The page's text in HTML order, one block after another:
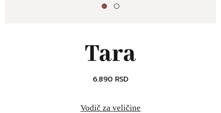
Tara
6.890 RSD
Vodič za veličine